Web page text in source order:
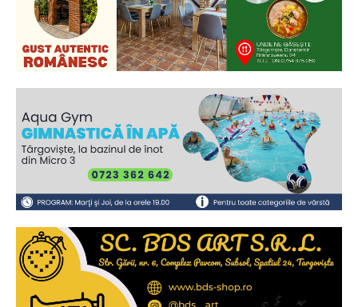
Ionuț Parghel
2de 2